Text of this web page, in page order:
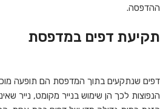
ההדפסה.
תקיעת דפים במדפסת
דפים שנתקעים בתוך המדפסת הם תופעה
הנפוצות לכך הן שימוש בנייר מקומט, נייר